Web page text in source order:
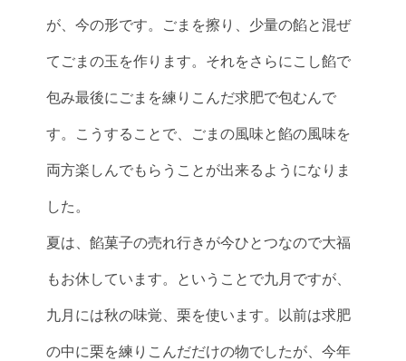
が、今の形です。ごまを擦り、少量の餡と混ぜ
てごまの玉を作ります。それをさらにこし餡で
包み最後にごまを練りこんだ求肥で包むんで
す。こうすることで、ごまの風味と餡の風味を
両方楽しんでもらうことが出来るようになりま
した。
夏は、餡菓子の売れ行きが今ひとつなので大福
もお休しています。ということで九月ですが、
九月には秋の味覚、栗を使います。以前は求肥
の中に栗を練りこんだだけの物でしたが、今年